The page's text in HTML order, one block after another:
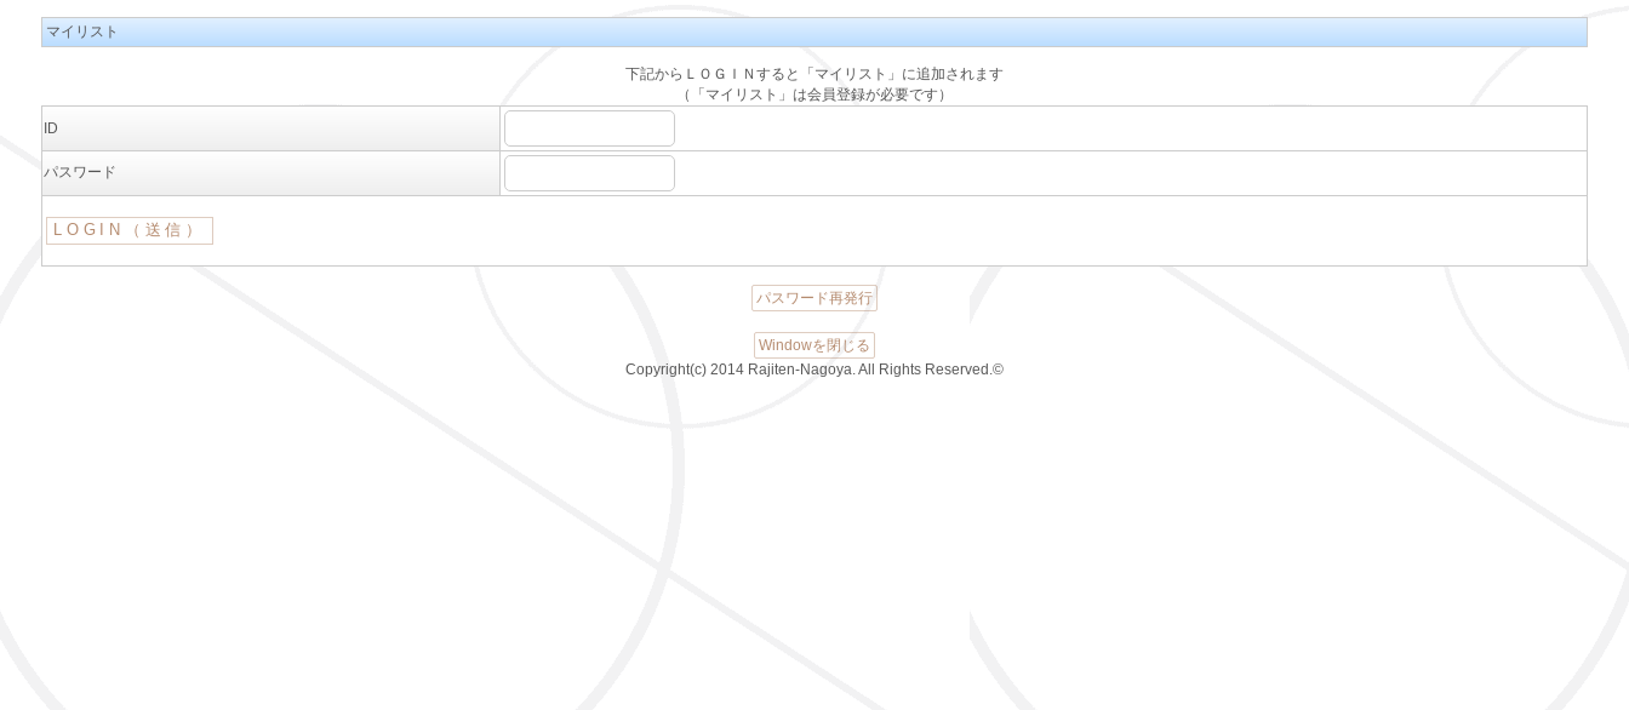
マイリスト
下記からＬＯＧＩＮすると「マイリスト」に追加されます
（「マイリスト」は会員登録が必要です）
ID
パスワード
パスワード再発行
Windowを閉じる
Copyright(c) 2014 Rajiten-Nagoya. All Rights Reserved.©